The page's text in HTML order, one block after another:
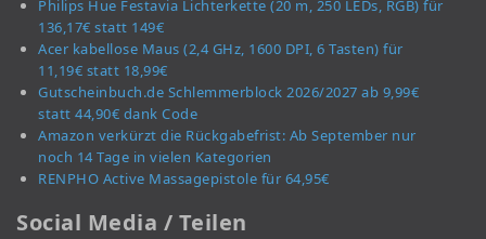
Philips Hue Festavia Lichterkette (20 m, 250 LEDs, RGB) für
136,17€ statt 149€
Acer kabellose Maus (2,4 GHz, 1600 DPI, 6 Tasten) für
11,19€ statt 18,99€
Gutscheinbuch.de Schlemmerblock 2026/2027 ab 9,99€
statt 44,90€ dank Code
Amazon verkürzt die Rückgabefrist: Ab September nur
noch 14 Tage in vielen Kategorien
RENPHO Active Massagepistole für 64,95€
Social Media / Teilen